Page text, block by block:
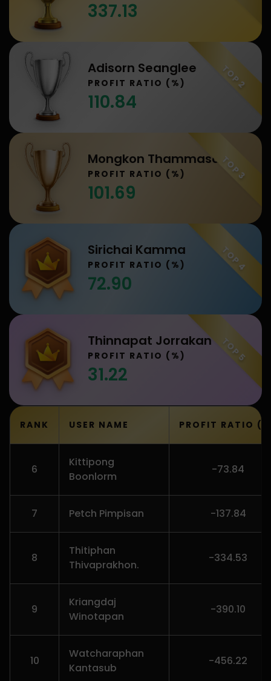
337.13
Adisorn Seanglee
PROFIT RATIO (%)
110.84
TOP 2
Mongkon Thammasa
PROFIT RATIO (%)
101.69
TOP 3
Sirichai Kamma
PROFIT RATIO (%)
72.90
TOP 4
Thinnapat Jorrakan
PROFIT RATIO (%)
31.22
TOP 5
RANK USER NAME PROFIT RATIO
6
Kittipong
Boonlorm
-73.84
7 Petch Pimpisan -137.84
8
Thitiphan
Thivaprakhon.
-334.53
9
Kriangdaj
Winotapan
-390.10
10
Watcharaphan
Kantasub
-456.22